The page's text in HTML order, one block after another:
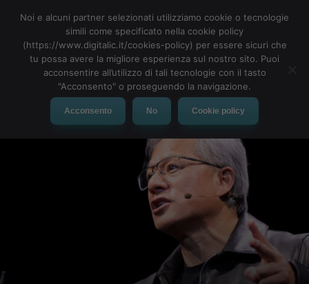
MENU
Noi e alcuni partner selezionati utilizziamo cookie o tecnologie
simili come specificato nella cookie policy
(https://www.digitalic.it/cookies-policy) per essere sicuri che
tu possa avere la migliore esperienza sul nostro sito. Puoi
acconsentire all’utilizzo di tali tecnologie con il tasto
"Acconsento" o proseguendo la navigazione.
Acconsento No Cookie policy